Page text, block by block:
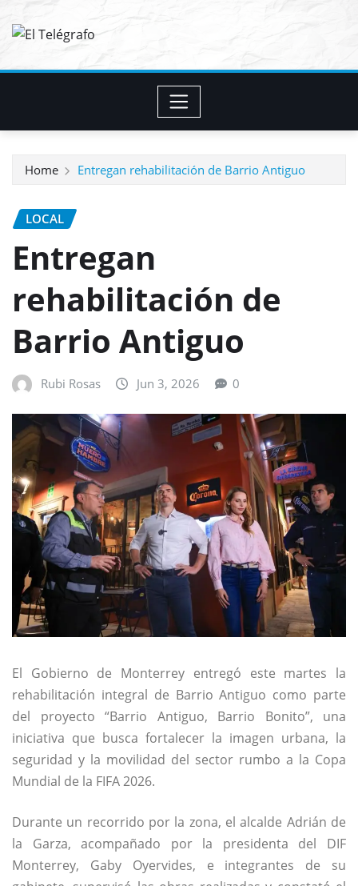
Home Entregan rehabilitación de Barrio Antiguo
LOCAL
Entregan
rehabilitación de
Barrio Antiguo
Rubi Rosas Jun 3, 2026 0
El Gobierno de Monterrey entregó este martes la
rehabilitación integral de Barrio Antiguo como parte
del proyecto “Barrio Antiguo, Barrio Bonito”, una
iniciativa que busca fortalecer la imagen urbana, la
seguridad y la movilidad del sector rumbo a la Copa
Mundial de la FIFA 2026.
Durante un recorrido por la zona, el alcalde Adrián de
la Garza, acompañado por la presidenta del DIF
Monterrey, Gaby Oyervides, e integrantes de su